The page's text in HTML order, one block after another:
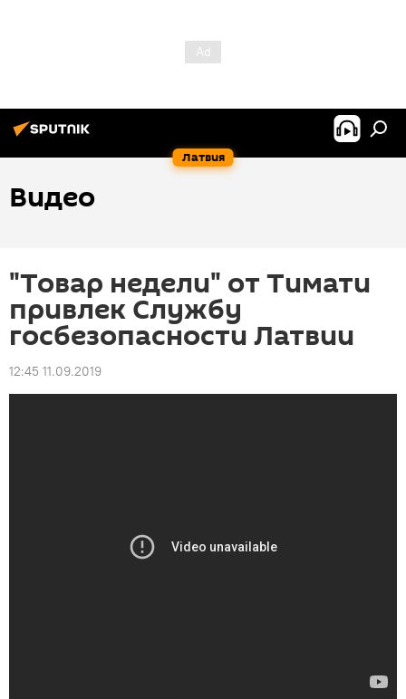
Латвия
Видео
"Товар недели" от Тимати
привлек Службу
госбезопасности Латвии
12:45 11.09.2019